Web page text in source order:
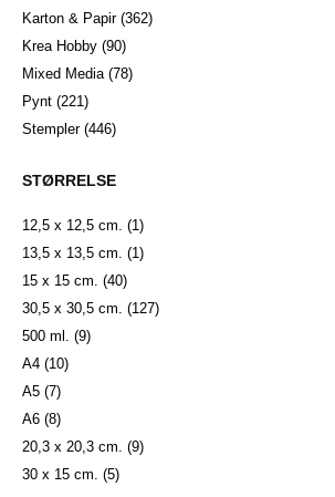
Karton & Papir (362)
Krea Hobby (90)
Mixed Media (78)
Pynt (221)
Stempler (446)
STØRRELSE
12,5 x 12,5 cm. (1)
13,5 x 13,5 cm. (1)
15 x 15 cm. (40)
30,5 x 30,5 cm. (127)
500 ml.
(9)
A4 (10)
A5 (7)
A6 (8)
20,3 x 20,3 cm. (9)
30 x 15 cm. (5)